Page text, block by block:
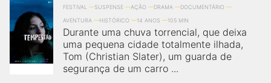
FESTIVAL SUSPENSE AÇÃO DRAMA
DOCUMENTÁRIO
AVENTURA
HISTÓRICO 14 ANOS 105 MIN
Durante uma chuva torrencial, que deixa
uma pequena cidade totalmente ilhada,
Tom (Christian Slater), um guarda de
segurança de um carro ...